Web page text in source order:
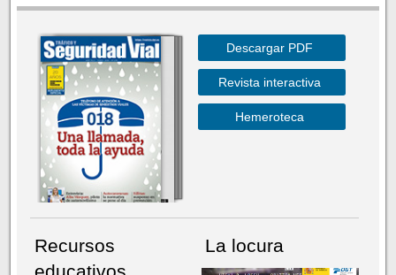
Descargar PDF
Revista interactiva
Hemeroteca
Recursos
La locura